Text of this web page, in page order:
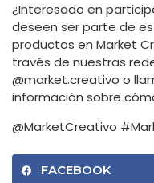
¿Interesado en
deseen ser parte de
productos en Market
través de nuestras
@market.creativo o
información sobre
@MarketCreativo
FACEBOOK